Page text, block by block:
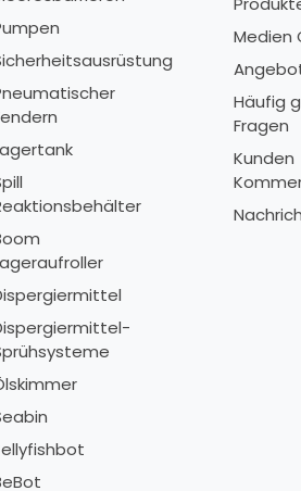
Medien
Häufig
Fragen
Kunden